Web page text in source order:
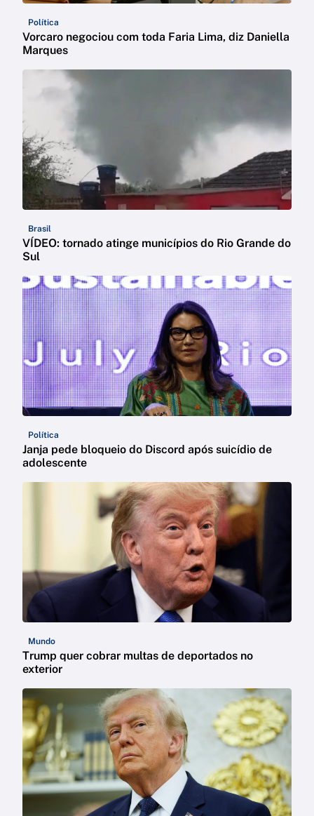
Política
Vorcaro negociou com toda Faria Lima, diz Daniella
Marques
Brasil
VÍDEO: tornado atinge municípios do Rio Grande do
Sul
Política
Janja pede bloqueio do Discord após suicídio de
adolescente
Mundo
Trump quer cobrar multas de deportados no
exterior